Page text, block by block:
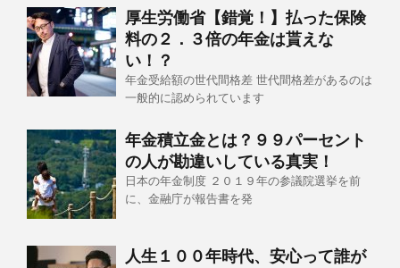
厚生労働省【錯覚！】払った保険
料の２．３倍の年金は貰えな
い！？
年金受給額の世代間格差 世代間格差があるのは
一般的に認められています
年金積立金とは？９９パーセント
の人が勘違いしている真実！
日本の年金制度 ２０１９年の参議院選挙を前
に、金融庁が報告書を発
人生１００年時代、安心って誰が